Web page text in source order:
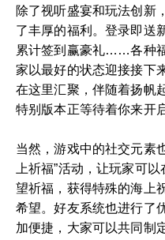
除了视听盛宴和玩法创新
了丰厚的福利。登录即送
累计签到赢豪礼……各种
家以最好的状态迎接接下
在这里汇聚，伴随着扬帆
特别版本正等待着你来开启
当然，游戏中的社交元素
上祈福”活动，让玩家可
望祈福，获得特殊的海上
希望。好友系统也进行了
加便捷，大家可以共同制